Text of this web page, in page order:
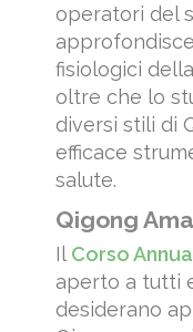
operatori del
fisiologici
oltre che lo
diversi stili di
efficace
salute.
Qigong
Il Corso
aperto a tutti
desiderano